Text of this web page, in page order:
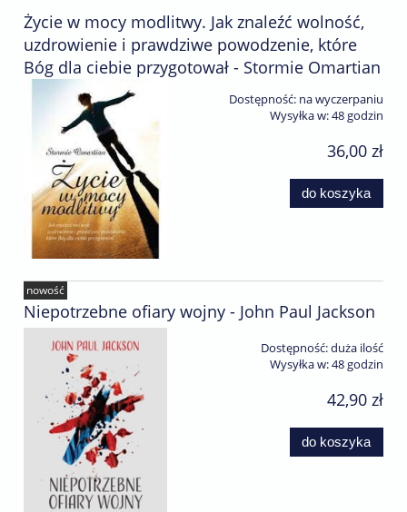
Życie w mocy modlitwy. Jak znaleźć wolność,
uzdrowienie i prawdziwe powodzenie, które
Bóg dla ciebie przygotował - Stormie Omartian
Dostępność: na wyczerpaniu
Wysyłka w:48 godzin
36,00 zł
do koszyka
Niepotrzebne ofiary wojny - John Paul Jackson
Dostępność:duża ilość
Wysyłka w:48 godzin
42,90 zł
do koszyka
nowość